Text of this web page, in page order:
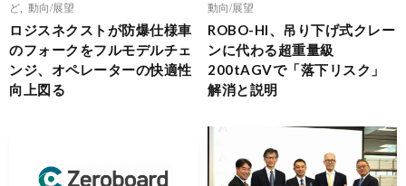
ど
動向/展望
ロジスネクストが防爆仕様車
のフォークをフルモデルチェ
ンジ、オペレーターの快適性
向上図る
動向/展望
ROBO-HI、吊り下げ式クレー
ンに代わる超重量級
200tAGVで「落下リスク」
解消と説明